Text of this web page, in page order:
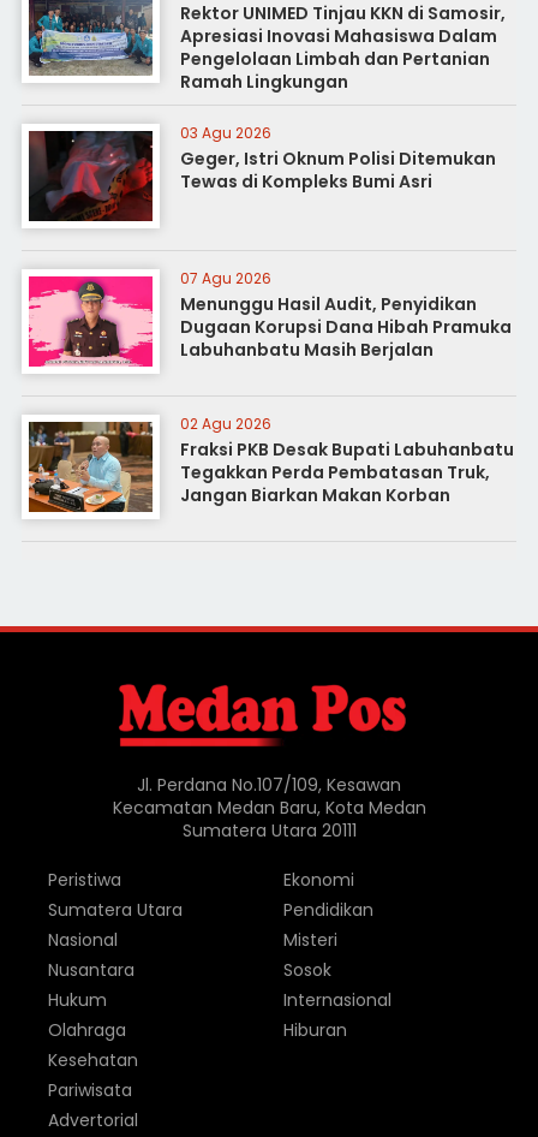
Rektor UNIMED Tinjau KKN di Samosir,
Apresiasi Inovasi Mahasiswa Dalam
Pengelolaan Limbah dan Pertanian
Ramah Lingkungan
03 Agu 2026
Geger, Istri Oknum Polisi Ditemukan
Tewas di Kompleks Bumi Asri
07 Agu 2026
Menunggu Hasil Audit, Penyidikan
Dugaan Korupsi Dana Hibah Pramuka
Labuhanbatu Masih Berjalan
02 Agu 2026
Fraksi PKB Desak Bupati Labuhanbatu
Tegakkan Perda Pembatasan Truk,
Jangan Biarkan Makan Korban
Jl. Perdana No.107/109, Kesawan
Kecamatan Medan Baru, Kota Medan
Sumatera Utara 20111
Peristiwa
Sumatera Utara
Nasional
Nusantara
Hukum
Olahraga
Ekonomi
Pendidikan
Misteri
Sosok
Internasional
Hiburan
Kesehatan
Pariwisata
Advertorial